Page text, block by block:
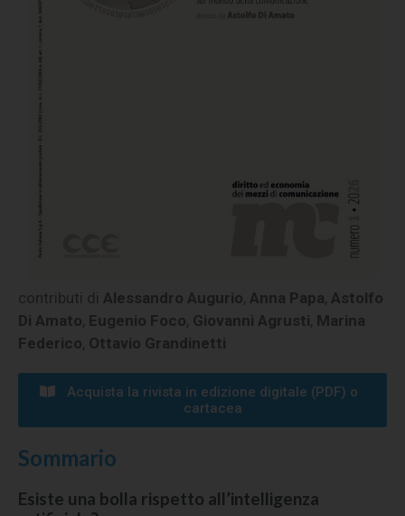
contributi di Alessandro Augurio, Anna Papa, Astolfo
Di Amato, Eugenio Foco, Giovanni Agrusti, Marina
Federico, Ottavio Grandinetti
Acquista la rivista in edizione digitale (PDF) o
cartacea​​
Sommario
Esiste una bolla rispetto all’intelligenza